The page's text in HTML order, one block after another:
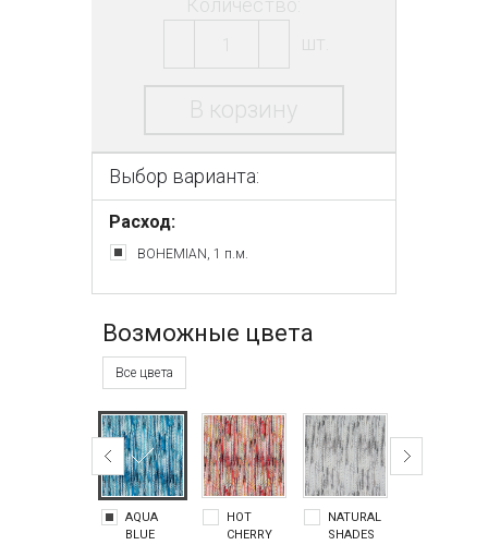
шт.
В корзину
Выбор варианта:
Расход:
BOHEMIAN, 1 п.м.
Возможные цвета
Все цвета
AQUA
BLUE
HOT
CHERRY
NATURAL
SHADES